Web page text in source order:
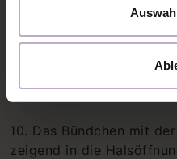
10. Das Bündchen mit
zeigend in die